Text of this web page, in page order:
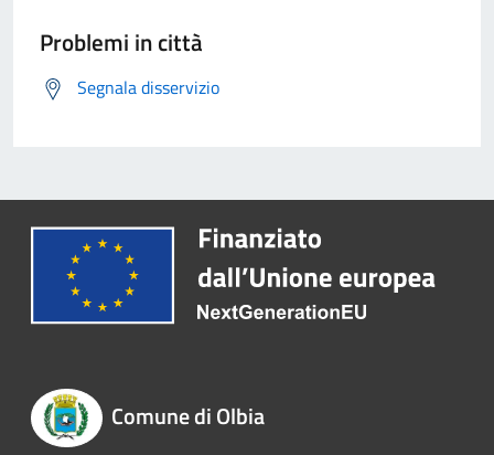
Problemi in città
Segnala disservizio
Comune di Olbia